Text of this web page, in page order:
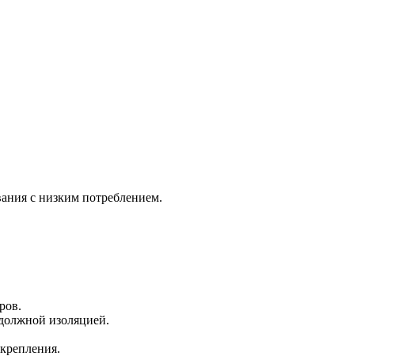
с низким потреблением.
изоляцией.